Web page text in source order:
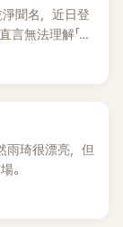
聞名，近日登
言無法理解「連
表明自己是不
雨琦很漂亮，但
。